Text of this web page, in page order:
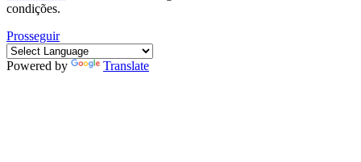
condições.
Prosseguir
Powered by Translate